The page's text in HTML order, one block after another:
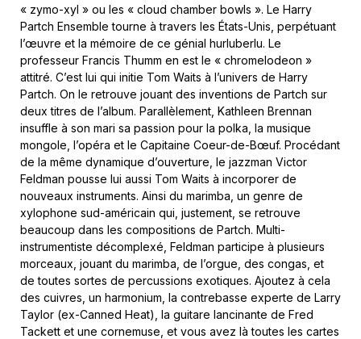
« zymo-xyl » ou les « cloud chamber bowls ». Le Harry
Partch Ensemble tourne à travers les États-Unis, perpétuant
l’œuvre et la mémoire de ce génial hurluberlu. Le
professeur Francis Thumm en est le « chromelodeon »
attitré. C’est lui qui initie Tom Waits à l’univers de Harry
Partch. On le retrouve jouant des inventions de Partch sur
deux titres de l’album. Parallèlement, Kathleen Brennan
insuffle à son mari sa passion pour la polka, la musique
mongole, l’opéra et le Capitaine Coeur-de-Bœuf. Procédant
de la même dynamique d’ouverture, le jazzman Victor
Feldman pousse lui aussi Tom Waits à incorporer de
nouveaux instruments. Ainsi du marimba, un genre de
xylophone sud-américain qui, justement, se retrouve
beaucoup dans les compositions de Partch. Multi-
instrumentiste décomplexé, Feldman participe à plusieurs
morceaux, jouant du marimba, de l’orgue, des congas, et
de toutes sortes de percussions exotiques. Ajoutez à cela
des cuivres, un harmonium, la contrebasse experte de Larry
Taylor (ex-Canned Heat), la guitare lancinante de Fred
Tackett et une cornemuse, et vous avez là toutes les cartes